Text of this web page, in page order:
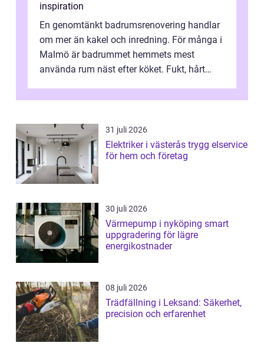
inspiration
En genomtänkt badrumsrenovering handlar
om mer än kakel och inredning. För många i
Malmö är badrummet hemmets mest
använda rum näst efter köket. Fukt, hårt
...
31 juli 2026
Elektriker i västerås trygg elservice
för hem och företag
30 juli 2026
Värmepump i nyköping smart
uppgradering för lägre
energikostnader
08 juli 2026
Trädfällning i Leksand: Säkerhet,
precision och erfarenhet